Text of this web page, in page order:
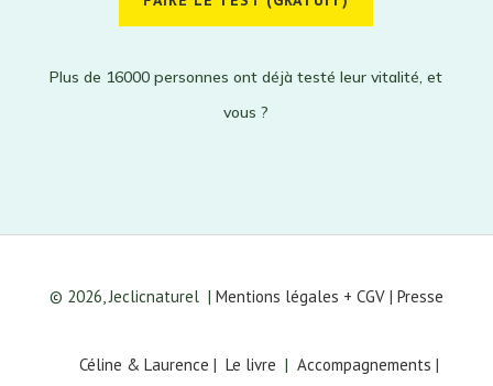
Plus de 16000 personnes ont déjà testé leur vitalité, et
vous ?
© 2026, Jeclicnaturel | Mentions légales + CGV| Presse
Céline & Laurence |Le livre |Accompagnements |